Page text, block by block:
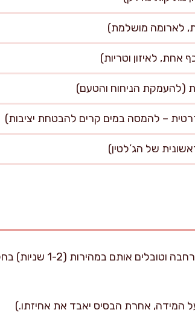
(להעמקת הניחוח והטעם)
מניחים את
המידה, אחרת הבסיס יאבד את אחיזתו.)